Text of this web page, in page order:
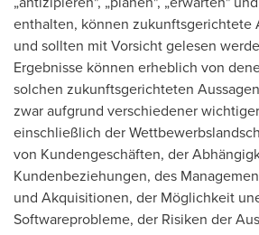
enthalten, können zukunftsgerichtete
und sollten mit Vorsicht gelesen
Ergebnisse können erheblich von
solchen zukunftsgerichteten
zwar aufgrund verschiedener
einschließlich der
von Kundengeschäften, der
Kundenbeziehungen, des
und Akquisitionen, der Möglichkeit
Softwareprobleme, der Risiken der